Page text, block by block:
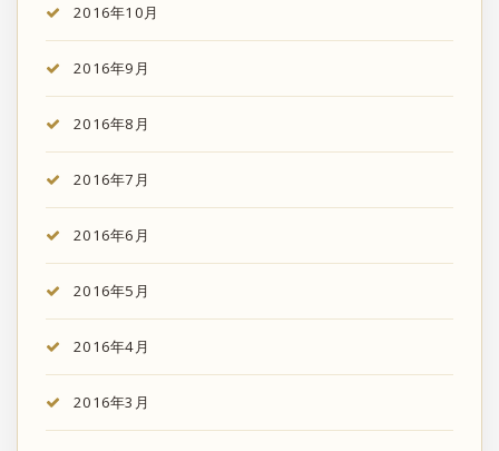
2016年10月
2016年9月
2016年8月
2016年7月
2016年6月
2016年5月
2016年4月
2016年3月